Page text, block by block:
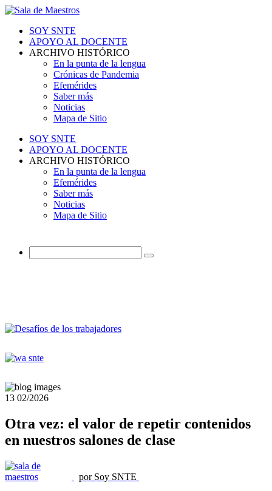
SOY SNTE
APOYO AL DOCENTE
ARCHIVO HISTÓRICO
En la punta de la lengua
Crónicas de Pandemia
Efemérides
Saber más
Noticias
Mapa de Sitio
SOY SNTE
APOYO AL DOCENTE
ARCHIVO HISTÓRICO
En la punta de la lengua
Efemérides
Saber más
Noticias
Mapa de Sitio
13 02/2026
Otra vez: el valor de repetir contenidos
en nuestros salones de clase
por Soy SNTE